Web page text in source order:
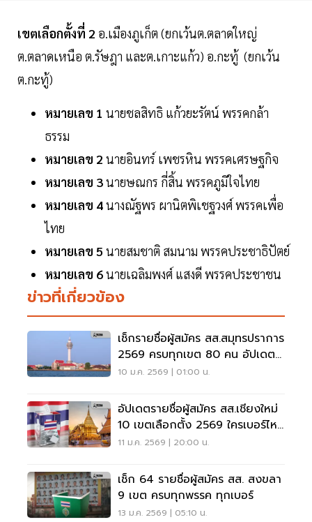
เขตเลือกตั้งที่ 2 อ.เมืองภูเก็ต (ยกเว้นต.ตลาดใหญ่
ต.ตลาดเหนือ ต.รัษฎา และต.เกาะแก้ว) อ.กะทู้ (ยกเว้น
ต.กะทู้)
หมายเลข 1 นายชลสิทธิ แก้วยะรัตน์ พรรคกล้า
ธรรม
หมายเลข 2 นายอินทร์ เพชรหิน พรรคเศรษฐกิจ
หมายเลข 3นายษณกร กี่สิ้น พรรคภูมิใจไทย
หมายเลข 4นางณัฐพร ผานิตพิเชฐวงศ์ พรรคเพื่อ
ไทย
หมายเลข 5 นายสมชาติ สมนาม พรรคประชาธิปัตย์
หมายเลข 6นายเฉลิมพงศ์ แสงดี พรรคประชาชน
ข่าวที่เกี่ยวข้อง
เช็กรายชื่อผู้สมัคร สส.สมุทรปราการ
2569 ครบทุกเขต 80 คน อัปเดตที่
นี่
10 ม.ค. 2569 | 01:00 น.
อัปเดตรายชื่อผู้สมัคร สส.เชียงใหม่
10 เขตเลือกตั้ง 2569 ใครเบอร์ไหน
พรรคอะไร
11 ม.ค. 2569 | 20:00 น.
เช็ก 64 รายชื่อผู้สมัคร สส. สงขลา
9 เขต ครบทุกพรรค ทุกเบอร์
13 ม.ค. 2569 | 05:10 น.